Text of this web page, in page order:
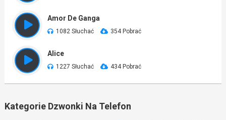
Amor De Ganga
1082 Słuchać 354 Pobrać
Alice
1227 Słuchać 434 Pobrać
Kategorie Dzwonki Na Telefon